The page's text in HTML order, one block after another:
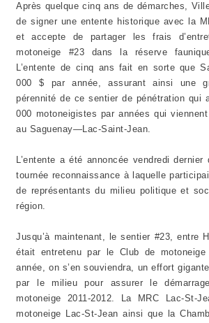
Après quelque cinq ans de démarches,
de signer une entente historique avec la
et accepte de partager les frais
motoneige #23 dans la réserve
L’entente de cinq ans fait en sorte que
000 $ par année, assurant ainsi une
pérennité de ce sentier de pénétration qui
000 motoneigistes par années qui
au Saguenay—Lac-Saint-Jean.
L’entente a été annoncée vendredi dernier
tournée reconnaissance à laquelle
de représentants du milieu politique et
région.
Jusqu’à maintenant, le sentier #23, entre
était entretenu par le Club de motoneige
année, on s’en souviendra, un effort
par le milieu pour assurer le
motoneige 2011-2012. La MRC Lac-St-
motoneige Lac-St-Jean ainsi que la